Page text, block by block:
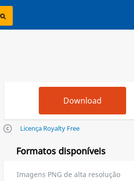
Licença Royalty Free
Formatos disponíveis
Imagens PNG de alta resolução